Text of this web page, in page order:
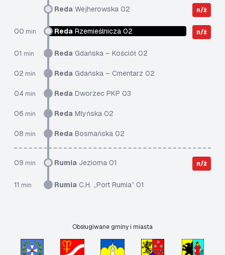
Reda Wejherowska 02 n/ż
00 min Reda Rzemieślnicza 02 n/ż
01 min Reda Gdańska – Kościół 02
02 min Reda Gdańska – Cmentarz 02
04 min Reda Dworzec PKP 03
06 min Reda Młyńska 02
08 min Reda Bosmańska 02
09 min Rumia Jeziorna 01 n/ż
11 min Rumia C.H. „Port Rumia” 01
Obsługiwane gminy i miasta